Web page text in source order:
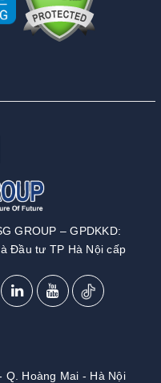
GROUP – GPDKKD:
Đầu tư TP Hà Nội cấp
Q. Hoàng Mai - Hà Nội